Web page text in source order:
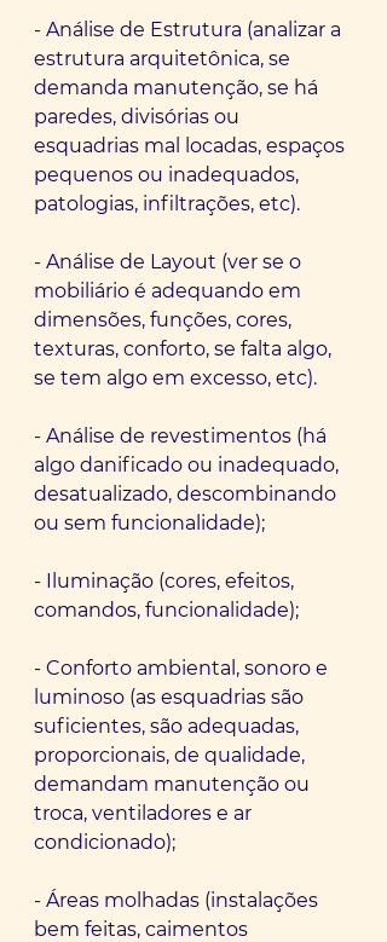
- Análise de Estrutura (analizar a
estrutura arquitetônica, se
demanda manutenção, se há
paredes, divisórias ou
esquadrias mal locadas, espaços
pequenos ou inadequados,
patologias, infiltrações, etc).
- Análise de Layout (ver se o
mobiliário é adequando em
dimensões, funções, cores,
texturas, conforto, se falta algo,
se tem algo em excesso, etc).
- Análise de revestimentos (há
algo danificado ou inadequado,
desatualizado, descombinando
ou sem funcionalidade);
- Iluminação (cores, efeitos,
comandos, funcionalidade);
- Conforto ambiental, sonoro e
luminoso (as esquadrias são
suficientes, são adequadas,
proporcionais, de qualidade,
demandam manutenção ou
troca, ventiladores e ar
condicionado);
- Áreas molhadas (instalações
bem feitas, caimentos